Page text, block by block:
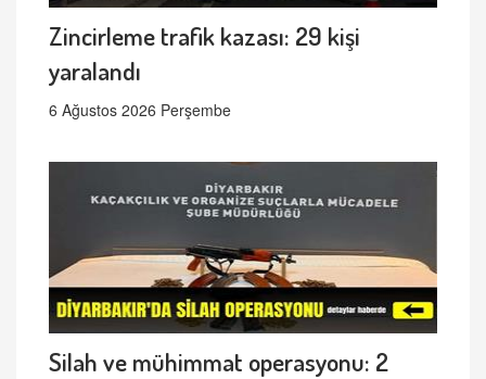
Zincirleme trafik kazası: 29 kişi
yaralandı
6 Ağustos 2026 Perşembe
Silah ve mühimmat operasyonu: 2